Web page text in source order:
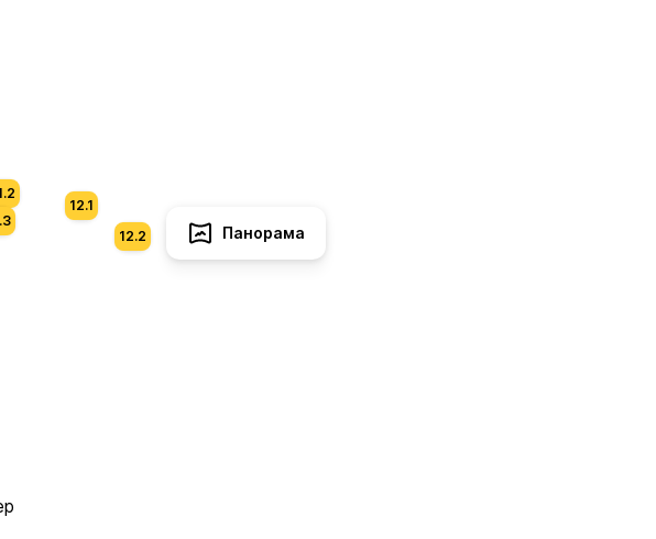
12.1
12.2
Панорама